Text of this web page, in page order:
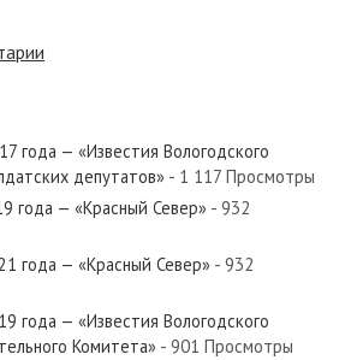
— «Красный Север»
— «Красный Север»
года — «Известия Вологодского
депутатов» - 1 117 Просмотры
года — «Красный Север» - 932
года — «Красный Север» - 932
года — «Известия Вологодского
Комитета» - 901 Просмотры